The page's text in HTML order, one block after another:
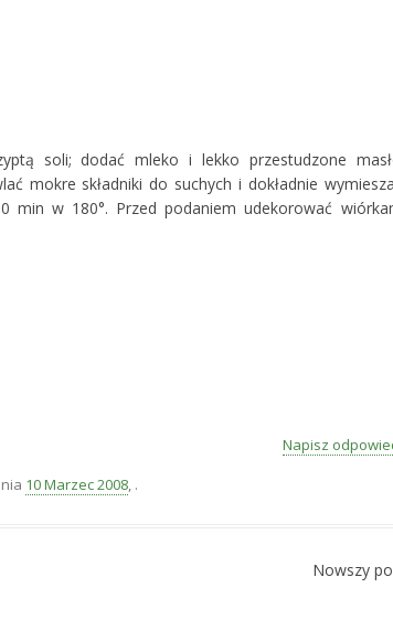
soli; dodać mleko i lekko przestudzone
mokre składniki do suchych i dokładnie
min w 180°. Przed podaniem udekorować
Napisz
10 Marzec 2008, .
Nowszy